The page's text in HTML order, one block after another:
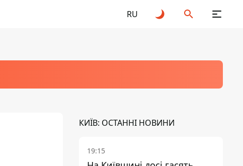
RU
КИЇВ: ОСТАННІ НОВИНИ
19:15